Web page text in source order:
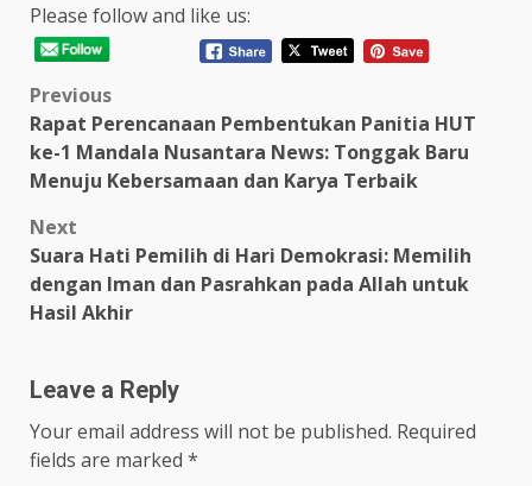
Please follow and like us:
Post
navigation
Previous
Rapat Perencanaan Pembentukan Panitia HUT
ke-1 Mandala Nusantara News: Tonggak Baru
Menuju Kebersamaan dan Karya Terbaik
Next
Suara Hati Pemilih di Hari Demokrasi: Memilih
dengan Iman dan Pasrahkan pada Allah untuk
Hasil Akhir
Leave a Reply
Your email address will not be published. Required
fields are marked *